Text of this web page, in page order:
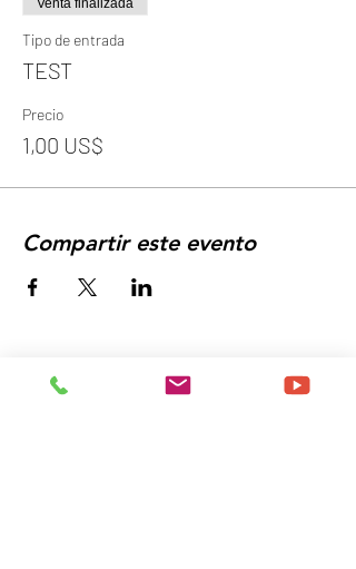
Venta finalizada
Tipo de entrada
TEST
Precio
1,00 US$
Compartir este evento